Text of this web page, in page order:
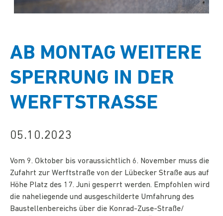
AB MONTAG WEITERE
SPERRUNG IN DER
WERFTSTRASSE
05.10.2023
Vom 9. Oktober bis voraussichtlich 6. November muss die
Zufahrt zur Werftstraße von der Lübecker Straße aus auf
Höhe Platz des 17. Juni gesperrt werden. Empfohlen wird
die naheliegende und ausgeschilderte Umfahrung des
Baustellenbereichs über die Konrad-Zuse-Straße/